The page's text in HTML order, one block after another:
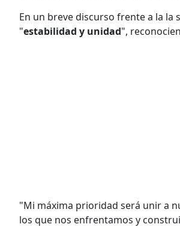
En un breve discurso frente a la la
"estabilidad y unidad",
"Mi máxima prioridad será unir a
los que nos enfrentamos y